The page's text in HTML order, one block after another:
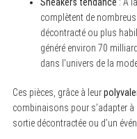
complètent de
décontracté ou plus
généré environ 70
dans l’univers de la
Ces pièces, grâce à leur
combinaisons pour s’adapter à
sortie décontractée ou d’un